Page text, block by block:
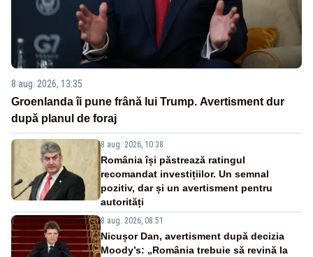
8 aug. 2026, 13:35
Groenlanda îi pune frână lui Trump. Avertisment dur
după planul de foraj
8 aug. 2026, 10:38
România își păstrează ratingul
recomandat investițiilor. Un semnal
pozitiv, dar și un avertisment pentru
autorități
8 aug. 2026, 08:51
Nicușor Dan, avertisment după decizia
Moody’s: „România trebuie să revină la